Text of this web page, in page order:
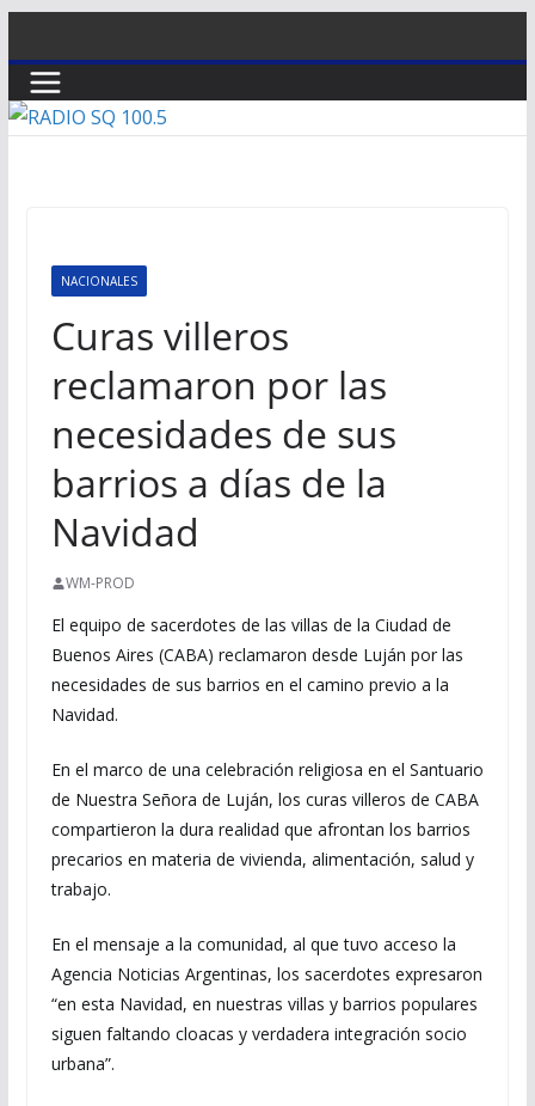
al
contenido
NACIONALES
Curas villeros
reclamaron por las
necesidades de sus
barrios a días de la
Navidad
WM-PROD
El equipo de sacerdotes de las villas de la Ciudad de
Buenos Aires (CABA) reclamaron desde Luján por las
necesidades de sus barrios en el camino previo a la
Navidad.
En el marco de una celebración religiosa en el Santuario
de Nuestra Señora de Luján, los curas villeros de CABA
compartieron la dura realidad que afrontan los barrios
precarios en materia de vivienda, alimentación, salud y
trabajo.
En el mensaje a la comunidad, al que tuvo acceso la
Agencia Noticias Argentinas, los sacerdotes expresaron
“en esta Navidad, en nuestras villas y barrios populares
siguen faltando cloacas y verdadera integración socio
urbana”.